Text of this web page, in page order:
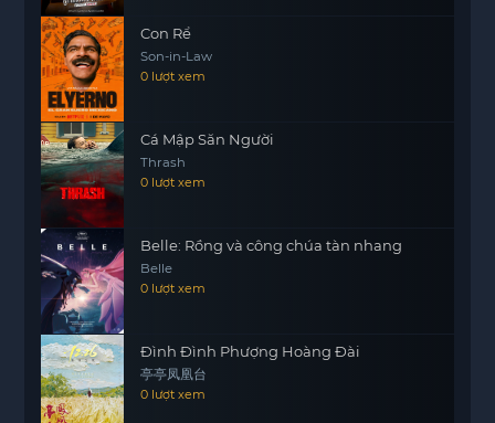
Con Rể
Son-in-Law
0 lượt xem
Cá Mập Săn Người
Thrash
0 lượt xem
Belle: Rồng và công chúa tàn nhang
Belle
0 lượt xem
Đình Đình Phượng Hoàng Đài
亭亭凤凰台
0 lượt xem